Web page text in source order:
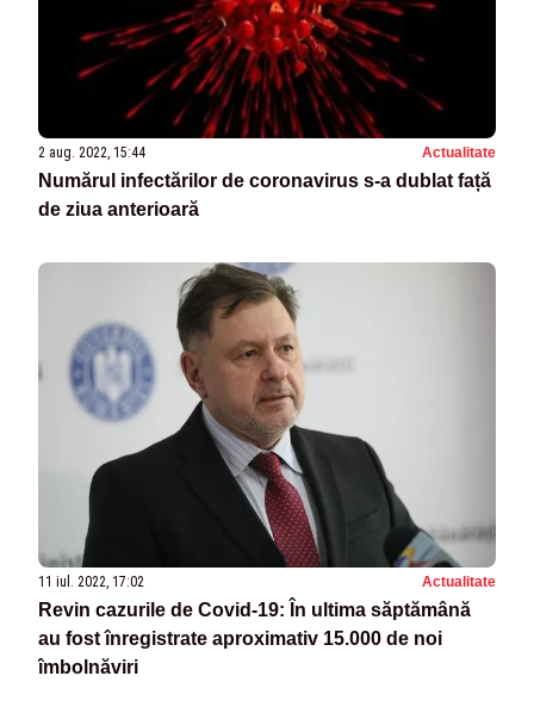
2 aug. 2022, 15:44 Actualitate
Numărul infectărilor de coronavirus s-a dublat față
de ziua anterioară
11 iul. 2022, 17:02 Actualitate
Revin cazurile de Covid-19: În ultima săptămână
au fost înregistrate aproximativ 15.000 de noi
îmbolnăviri